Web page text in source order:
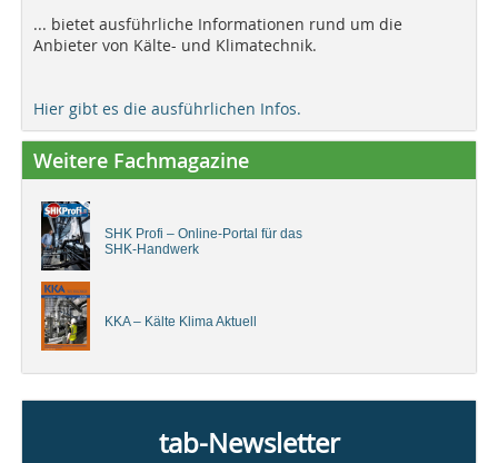
... bietet ausführliche Informationen rund um die
Anbieter von Kälte- und Klimatechnik.
Hier gibt es die ausführlichen Infos.
Weitere Fachmagazine
SHK Profi – Online-Portal für das
SHK-Handwerk
KKA – Kälte Klima Aktuell
tab-Newsletter